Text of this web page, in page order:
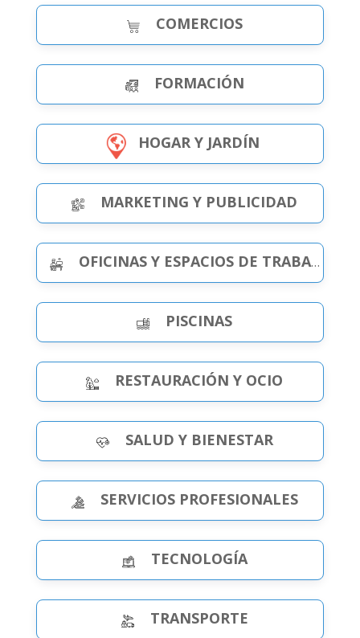
COMERCIOS
FORMACIÓN
HOGAR Y JARDÍN
MARKETING Y PUBLICIDAD
OFICINAS Y ESPACIOS DE TRABAJO
PISCINAS
RESTAURACIÓN Y OCIO
SALUD Y BIENESTAR
SERVICIOS PROFESIONALES
TECNOLOGÍA
TRANSPORTE